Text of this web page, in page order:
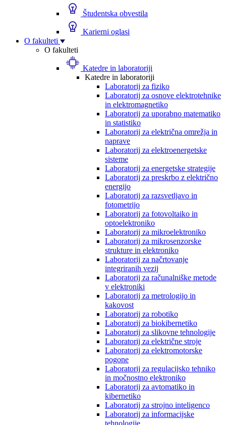
Študentska obvestila
Karierni oglasi
O fakulteti
O fakulteti
Katedre in laboratoriji
Katedre in laboratoriji
Laboratorij za fiziko
Laboratorij za osnove elektrotehnike
in elektromagnetiko
Laboratorij za uporabno matematiko
in statistiko
Laboratorij za električna omrežja in
naprave
Laboratorij za elektroenergetske
sisteme
Laboratorij za energetske strategije
Laboratorij za preskrbo z električno
energijo
Laboratorij za razsvetljavo in
fotometrijo
Laboratorij za fotovoltaiko in
optoelektroniko
Laboratorij za mikroelektroniko
Laboratorij za mikrosenzorske
strukture in elektroniko
Laboratorij za načrtovanje
integriranih vezij
Laboratorij za računalniške metode
v elektroniki
Laboratorij za metrologijo in
kakovost
Laboratorij za robotiko
Laboratorij za biokibernetiko
Laboratorij za slikovne tehnologije
Laboratorij za električne stroje
Laboratorij za elektromotorske
pogone
Laboratorij za regulacijsko tehniko
in močnostno elektroniko
Laboratorij za avtomatiko in
kibernetiko
Laboratorij za strojno inteligenco
Laboratorij za informacijske
tehnologije